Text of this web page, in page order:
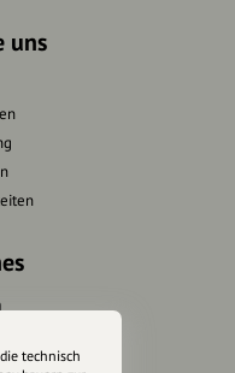
uns
technisch